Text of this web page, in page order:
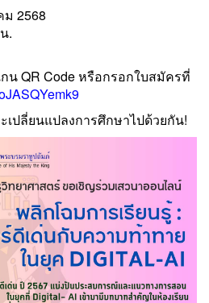
ม 2568
.
น QR Code หรือกรอกใบสมัครที่
ปลี่ยนแปลงการศึกษาไปด้วยกัน!